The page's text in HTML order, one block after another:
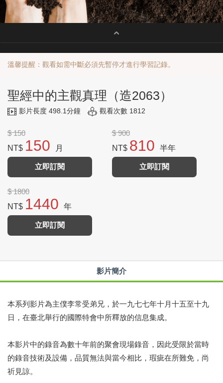
溫馨提醒：觀看如需中斷必須先暫停才進行學習記錄。
聖經中的主觀真理（造2063）
影片長度 498.1分鐘 觀看次數 1812
$ 150
NT$ 150 月
立即訂閱
$ 900
NT$ 810 半年
立即訂閱
$ 1800
NT$ 1440 年
立即訂閱
影片簡介
本系列影片為主僕李常受弟兄，於一九七七年十月十五至十九
日，在臺北舉行的國際特會中所釋放的信息集成。
本影片中的錄音為數十年前的聚會現場錄音，因此受限於當時
的錄音技術及設備，品質無法與當今相比，瑕疵在所難免，尚
祈見諒。